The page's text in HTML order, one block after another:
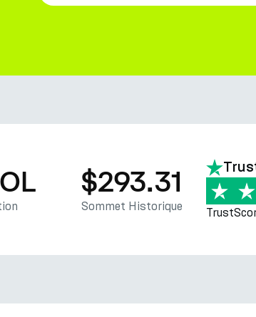
$293.31
Sommet Historique